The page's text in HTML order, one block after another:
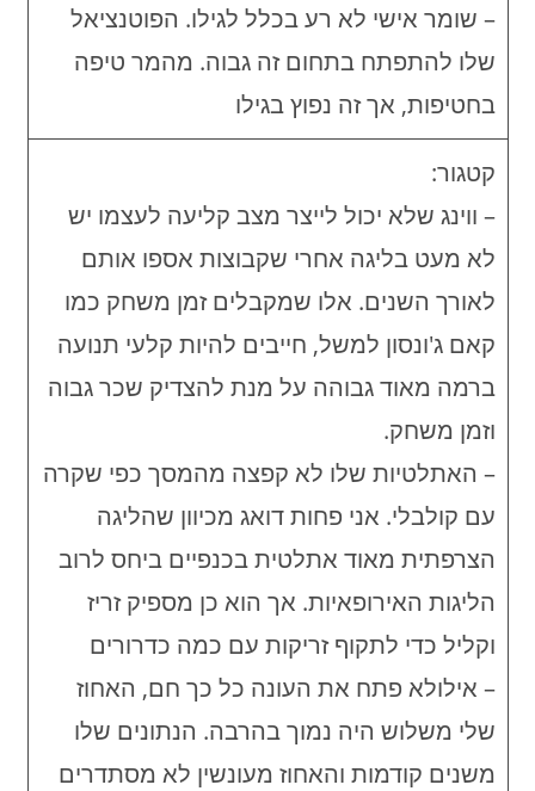
– שומר אישי לא רע בכלל לגילו. הפוטנציאל
שלו להתפתח בתחום זה גבוה. מהמר טיפה
בחטיפות, אך זה נפוץ בגילו
קטגור:
– ווינג שלא יכול לייצר מצב קליעה לעצמו יש
לא מעט בליגה אחרי שקבוצות אספו אותם
לאורך השנים. אלו שמקבלים זמן משחק כמו
קאם ג'ונסון למשל, חייבים להיות קלעי תנועה
ברמה מאוד גבוהה על מנת להצדיק שכר גבוה
וזמן משחק.
– האתלטיות שלו לא קפצה מהמסך כפי שקרה
עם קולבלי. אני פחות דואג מכיוון שהליגה
הצרפתית מאוד אתלטית בכנפיים ביחס לרוב
הליגות האירופאיות. אך הוא כן מספיק זריז
וקליל כדי לתקוף זריקות עם כמה כדרורים
– אילולא פתח את העונה כל כך חם, האחוז
שלי משלוש היה נמוך בהרבה. הנתונים שלו
משנים קודמות והאחוז מעונשין לא מסתדרים